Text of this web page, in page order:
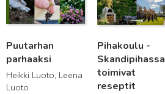
Puutarhan
parhaaksi
Heikki Luoto, Leena
Luoto
Pihakoulu -
Skandipihassa
toimivat
reseptit